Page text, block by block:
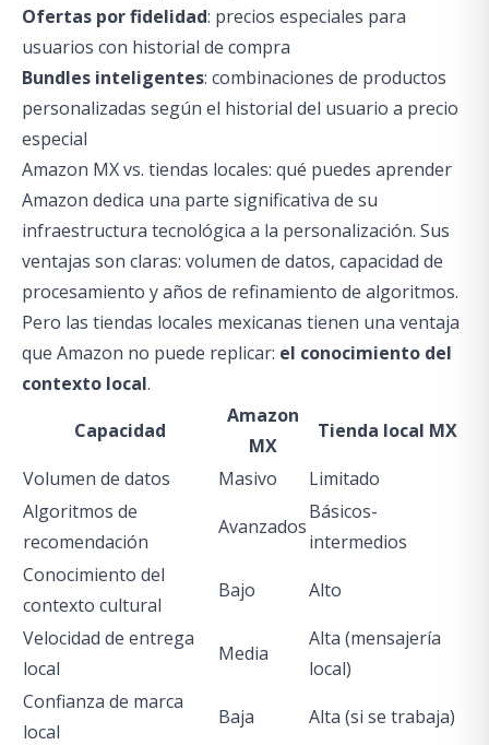
Ofertas por fidelidad: precios especiales para
usuarios con historial de compra
Bundles inteligentes: combinaciones de productos
personalizadas según el historial del usuario a precio
especial
Amazon MX vs. tiendas locales: qué puedes aprender
Amazon dedica una parte significativa de su
infraestructura tecnológica a la personalización. Sus
ventajas son claras: volumen de datos, capacidad de
procesamiento y años de refinamiento de algoritmos.
Pero las tiendas locales mexicanas tienen una ventaja
que Amazon no puede replicar: el conocimiento del
contexto local.
Capacidad
Amazon
MX
Tienda local MX
Volumen de datos
Masivo
Limitado
Algoritmos de
recomendación
Avanzados
Básicos-
intermedios
Conocimiento del
contexto cultural
Bajo
Alto
Velocidad de entrega
local
Media
Alta (mensajería
local)
Confianza de marca
local
Baja Alta (si se trabaja)